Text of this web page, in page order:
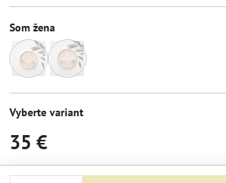
Som žena
PredanéPredané
Vyberte variant
35 €